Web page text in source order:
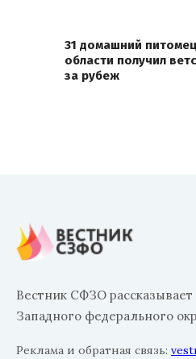
31 домашний
области получил
за рубеж
Вестник СФЗО
Западного федерального
Реклама и обратная связь: